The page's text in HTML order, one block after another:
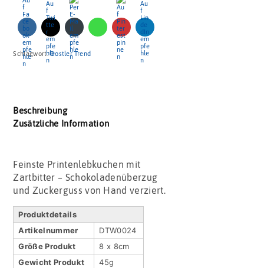
Schlagwort:Dostler Trend
Beschreibung
Zusätzliche Information
Feinste Printenlebkuchen mit
Zartbitter – Schokoladenüberzug
und Zuckerguss von Hand verziert.
Produktdetails
Artikel­nummer
DTW0024
Größe Produkt
8 x 8cm
Gewicht Produkt
45g